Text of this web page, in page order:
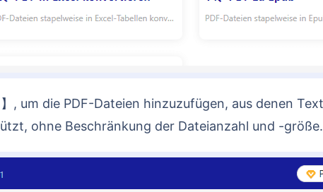
ohne Beschränkung der Dateianzahl und -größe.